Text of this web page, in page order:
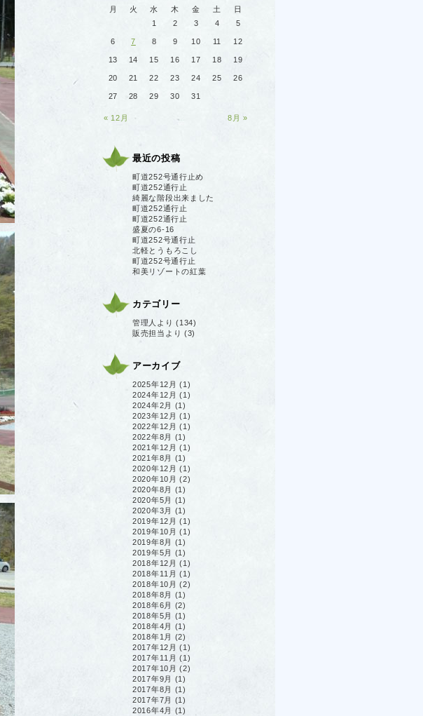
月
火 水 木 金 土 日
« 12月 8月 »
1 2 3 4 5
6 7 8 9 10 11 12
13 14 15 16 17 18 19
20 21 22 23 24 25 26
27 28 29 30 31
最近の投稿
町道252号通行止め
町道252通行止
綺麗な階段出来ました
町道252通行止
町道252通行止
盛夏の6-16
町道252号通行止
北軽とうもろこし
町道252号通行止
和美リゾートの紅葉
カテゴリー
管理人より (134)
販売担当より (3)
アーカイブ
2025年12月 (1)
2024年12月 (1)
2024年2月 (1)
2023年12月 (1)
2022年12月 (1)
2022年8月 (1)
2021年12月 (1)
2021年8月 (1)
2020年12月 (1)
2020年10月 (2)
2020年8月 (1)
2020年5月 (1)
2020年3月 (1)
2019年12月 (1)
2019年10月 (1)
2019年8月 (1)
2019年5月 (1)
2018年12月 (1)
2018年11月 (1)
2018年10月 (2)
2018年8月 (1)
2018年6月 (2)
2018年5月 (1)
2018年4月 (1)
2018年1月 (2)
2017年12月 (1)
2017年11月 (1)
2017年10月 (2)
2017年9月 (1)
2017年8月 (1)
2017年7月 (1)
2016年4月 (1)